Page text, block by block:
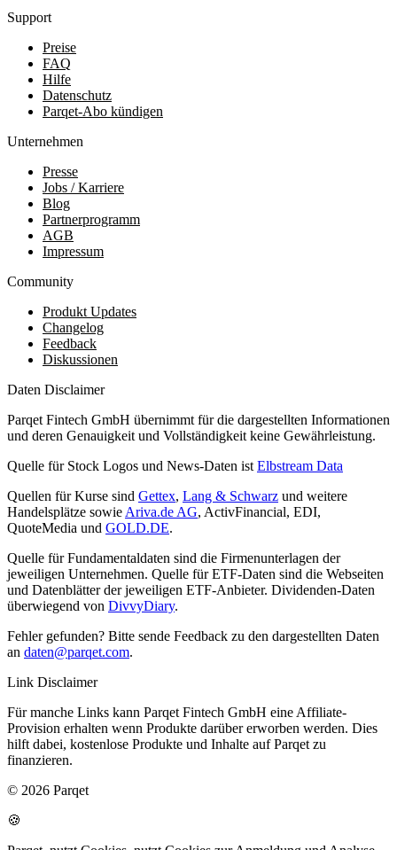
Support
Preise
FAQ
Hilfe
Datenschutz
Parqet-Abo kündigen
Unternehmen
Presse
Jobs / Karriere
Blog
Partnerprogramm
AGB
Impressum
Community
Produkt Updates
Changelog
Feedback
Diskussionen
Daten Disclaimer
Parqet Fintech GmbH übernimmt für die dargestellten Informationen
und deren Genauigkeit und Vollständigkeit keine Gewährleistung.
Quelle für Stock Logos und News-Daten ist Elbstream Data
Quellen für Kurse sind Gettex, Lang & Schwarz und weitere
Handelsplätze sowie Ariva.de AG, ActivFinancial, EDI,
QuoteMedia und GOLD.DE.
Quelle für Fundamentaldaten sind die Firmenunterlagen der
jeweiligen Unternehmen. Quelle für ETF-Daten sind die Webseiten
und Datenblätter der jeweiligen ETF-Anbieter. Dividenden-Daten
überwiegend von DivvyDiary.
Fehler gefunden? Bitte sende Feedback zu den dargestellten Daten
an daten@parqet.com.
Link Disclaimer
Für manche Links kann Parqet Fintech GmbH eine Affiliate-
Provision erhalten wenn Produkte darüber erworben werden. Dies
hilft dabei, kostenlose Produkte und Inhalte auf Parqet zu
finanzieren.
© 2026 Parqet
🍪